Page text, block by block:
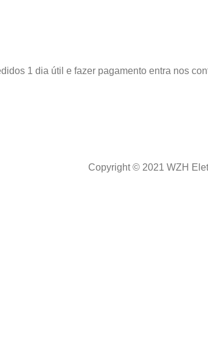
1 dia útil e fazer pagamento entra nos
Copyright © 2021 WZH